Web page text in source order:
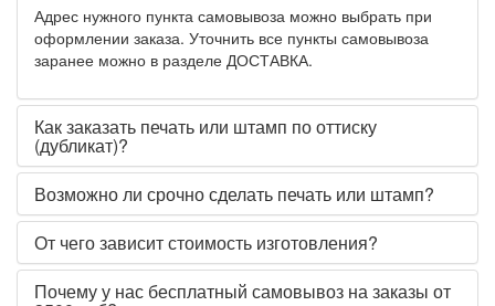
Адрес нужного пункта самовывоза можно выбрать при
оформлении заказа. Уточнить все пункты самовывоза
заранее можно в разделе ДОСТАВКА.
Как заказать печать или штамп по оттиску
(дубликат)?
Возможно ли срочно сделать печать или штамп?
От чего зависит стоимость изготовления?
Почему у нас бесплатный самовывоз на заказы от